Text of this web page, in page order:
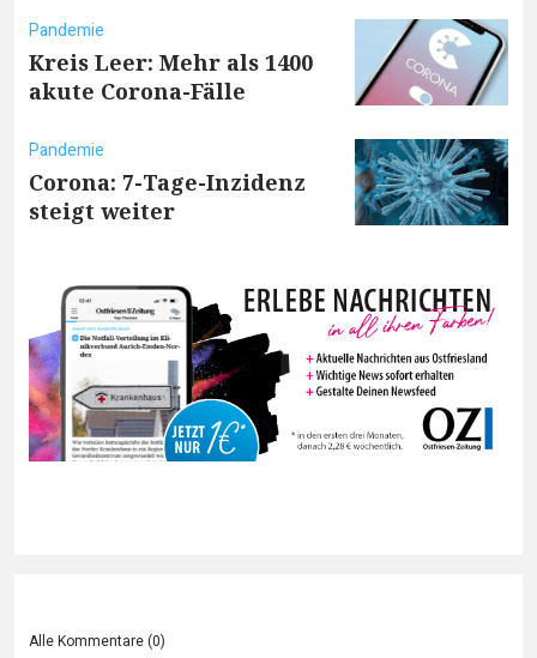
Pandemie
Kreis Leer: Mehr als 1400
akute Corona-Fälle
Pandemie
Corona: 7-Tage-Inzidenz
steigt weiter
Alle Kommentare (0)